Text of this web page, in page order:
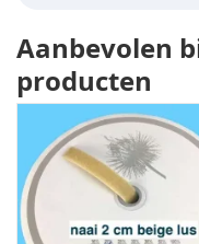
Aanbevolen
producten